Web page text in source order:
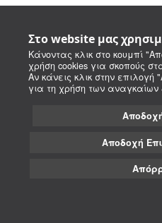
Στο website μας
Κάνοντας κλικ στο κουμπί
χρήση cookies για σκοπούς
Αν κάνεις κλικ στην επιλογή
για τη χρήση των αναγκαίων
Αποδοχή